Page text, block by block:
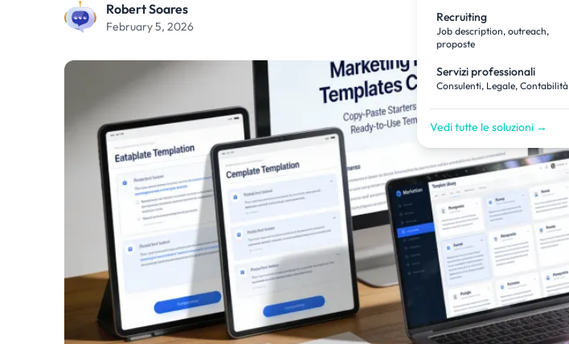
Recruiting
Job description, outreach,
proposte
Servizi professionali
Consulenti, Legale, Contabilità
Vedi tutte le soluzioni →
Robert Soares
February 5, 2026